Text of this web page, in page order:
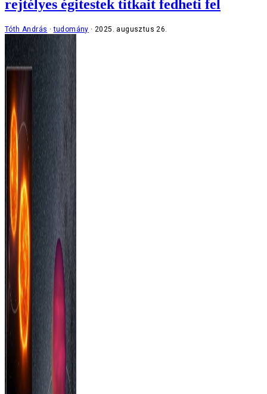
rejtélyes égitestek titkait fedheti fel
Tóth András tudomány 2025. augusztus 26.